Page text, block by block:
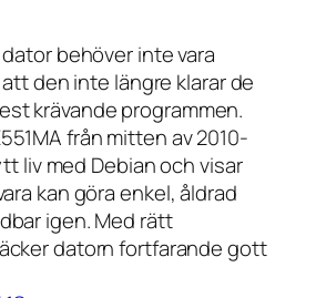
behöver inte vara
den inte längre klarar de
krävande programmen.
från mitten av 2010-
liv med Debian och visar
kan göra enkel, åldrad
igen. Med rätt
datorn fortfarande gott